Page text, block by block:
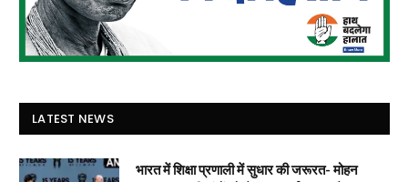
LATEST NEWS
भारत में शिक्षा प्रणाली में सुधार की जरूरत- मोहन